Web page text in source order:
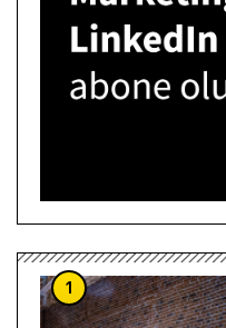
1